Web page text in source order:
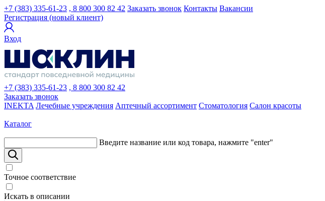
+7 (383) 335-61-23 , 8 800 300 82 42 Заказать звонок Контакты Вакансии
Регистрация (новый клиент)
Вход
+7 (383) 335-61-23 , 8 800 300 82 42
Заказать звонок
INEKTA Лечебные учреждения Аптечный ассортимент Стоматология Салон красоты
Каталог
Введите название или код товара, нажмите "enter"
Точное соответствие
Искать в описании